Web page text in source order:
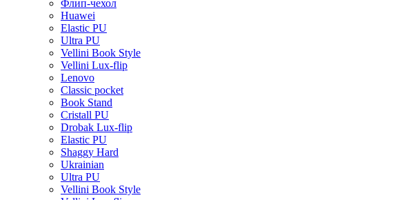
Флип-чехол
Huawei
Elastic PU
Ultra PU
Vellini Book Style
Vellini Lux-flip
Lenovo
Classic pocket
Book Stand
Cristall PU
Drobak Lux-flip
Elastic PU
Shaggy Hard
Ukrainian
Ultra PU
Vellini Book Style